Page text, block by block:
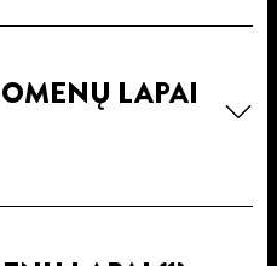
LAPAI